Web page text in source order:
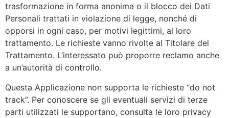
trasformazione in forma anonima o il blocco dei Dati
Personali trattati in violazione di legge, nonché di
opporsi in ogni caso, per motivi legittimi, al loro
trattamento. Le richieste vanno rivolte al Titolare del
Trattamento. L’interessato può proporre reclamo anche
a un’autorità di controllo.
Questa Applicazione non supporta le richieste “do not
track”. Per conoscere se gli eventuali servizi di terze
parti utilizzati le supportano, consulta le loro privacy